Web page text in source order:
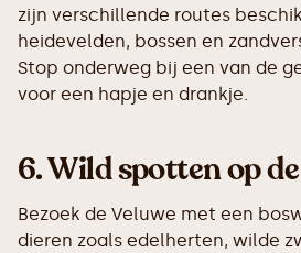
zijn verschillende routes
heidevelden, bossen en
Stop onderweg bij een van de
voor een hapje en drankje.
6.Wild spotten op
Bezoek de Veluwe met een
dieren zoals edelherten, wilde